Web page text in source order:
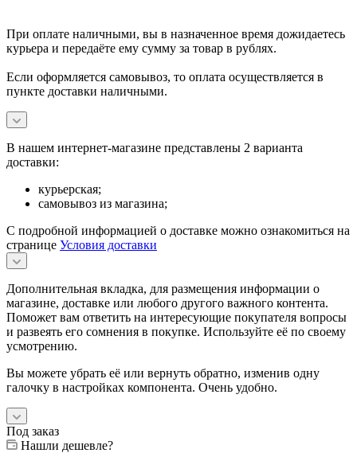
При оплате наличными, вы в назначенное время дожидаетесь
курьера и передаёте ему сумму за товар в рублях.
Если оформляется самовывоз, то оплата осуществляется в
пункте доставки наличными.
В нашем интернет-магазине представлены 2 варианта
доставки:
курьерская;
самовывоз из магазина;
С подробной информацией о доставке можно ознакомиться на
странице Условия доставки
Дополнительная вкладка, для размещения информации о
магазине, доставке или любого другого важного контента.
Поможет вам ответить на интересующие покупателя вопросы
и развеять его сомнения в покупке. Используйте её по своему
усмотрению.
Вы можете убрать её или вернуть обратно, изменив одну
галочку в настройках компонента. Очень удобно.
Под заказ
Нашли дешевле?